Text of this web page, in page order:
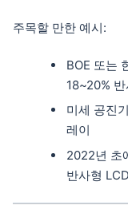
주목할 만한 예시:
BOE 또는
18~20%
미세 공진
레이
2022년 초
반사형